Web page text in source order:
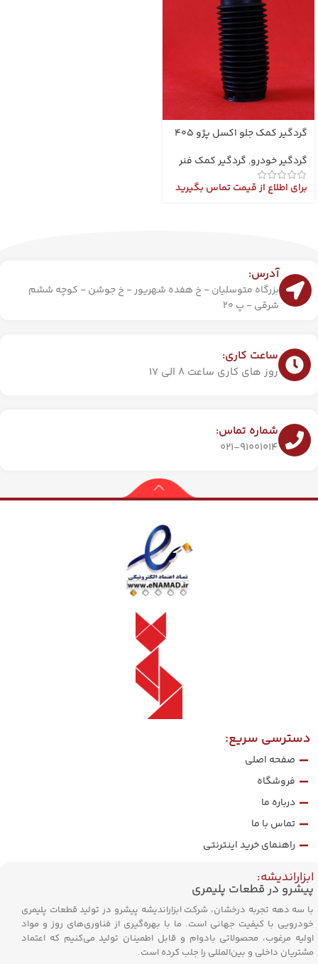
گردگیر کمک جلو اکسل پژو 405
گردگیر خودرو, گردگیر کمک فنر
برای اطلاع از قیمت تماس بگیرید
آدرس:
بزرگاه متوسلیان - خ هفده شهریور - خ جوشن - کوچه ششم
شرقی - پ 20
ساعت کاری:
روز های کاری ساعت 8 الی 17
شماره تماس:
021-91001014
ابزاراندیشه:
پیشرو در قطعات پلیمری
با سه دهه تجربه درخشان، شرکت ابزاراندیشه پیشرو در تولید قطعات پلیمری
خودرویی با کیفیت جهانی است. ما با بهره‌گیری از فناوری‌های روز و مواد
اولیه مرغوب، محصولاتی بادوام و قابل اطمینان تولید می‌کنیم که اعتماد
مشتریان داخلی و بین‌المللی را جلب کرده است.
دسترسی سریع:
صفحه اصلی
فروشگاه
درباره ما
تماس با ما
راهنمای خرید اینترنتی